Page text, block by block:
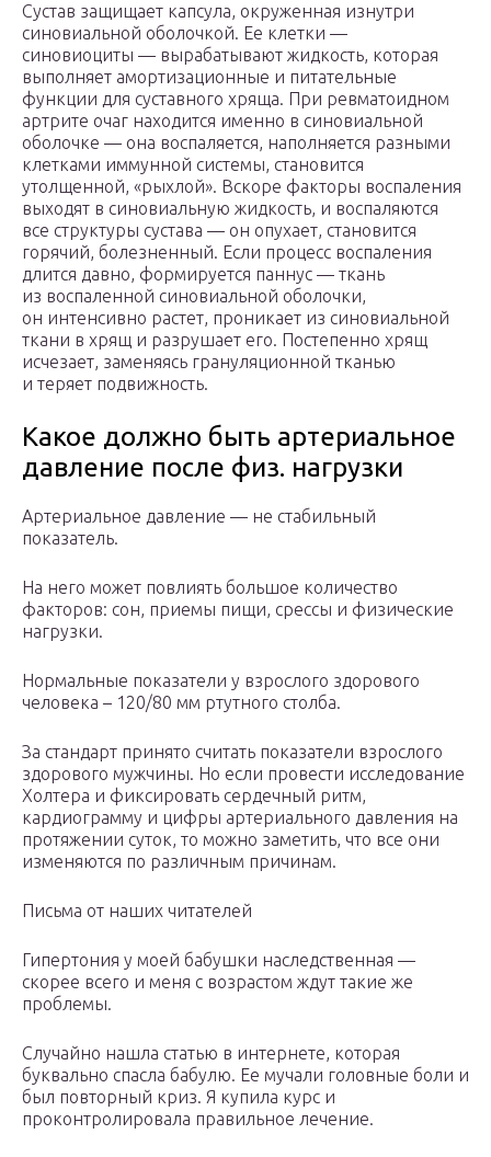
Сустав защищает капсула, окруженная изнутри
синовиальной оболочкой. Ее клетки —
синовиоциты — вырабатывают жидкость, которая
выполняет амортизационные и питательные
функции для суставного хряща. При ревматоидном
артрите очаг находится именно в синовиальной
оболочке — она воспаляется, наполняется разными
клетками иммунной системы, становится
утолщенной, «рыхлой». Вскоре факторы воспаления
выходят в синовиальную жидкость, и воспаляются
все структуры сустава — он опухает, становится
горячий, болезненный. Если процесс воспаления
длится давно, формируется паннус — ткань
из воспаленной синовиальной оболочки,
он интенсивно растет, проникает из синовиальной
ткани в хрящ и разрушает его. Постепенно хрящ
исчезает, заменяясь грануляционной тканью
и теряет подвижность.
Какое должно быть артериальное
давление после физ. нагрузки
Артериальное давление — не стабильный
показатель.
На него может повлиять большое количество
факторов: сон, приемы пищи, срессы и физические
нагрузки.
Нормальные показатели у взрослого здорового
человека – 120/80 мм ртутного столба.
За стандарт принято считать показатели взрослого
здорового мужчины. Но если провести исследование
Холтера и фиксировать сердечный ритм,
кардиограмму и цифры артериального давления на
протяжении суток, то можно заметить, что все они
изменяются по различным причинам.
Письма от наших читателей
Гипертония у моей бабушки наследственная —
скорее всего и меня с возрастом ждут такие же
проблемы.
Случайно нашла статью в интернете, которая
буквально спасла бабулю. Ее мучали головные боли и
был повторный криз. Я купила курс и
проконтролировала правильное лечение.